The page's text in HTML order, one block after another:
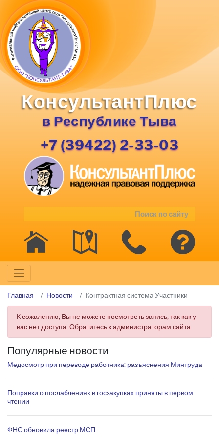
КонсультантПлюс
в Республике Тыва
+7 (39422) 2-33-03
Главная Новости Контрактная система Участники
К сожалению, Вы не можете посмотреть запись, так как у
вас нет доступа. Обратитесь к администраторам сайта
Популярные новости
Медосмотр при переводе работника: разъяснения Минтруда
Поправки о послаблениях в госзакупках приняты в первом
чтении
ФНС обновила реестр МСП